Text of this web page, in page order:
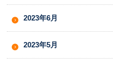
2023年6月
2023年5月